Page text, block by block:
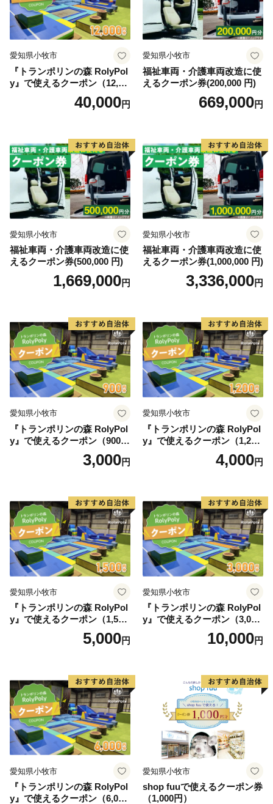
木津川河川敷に広がる広大なキャンプ場は、車で河川
敷まで入場でき、多くのキャンパーで賑わう人気キャン
プ場です。カップルからファミリーまで気軽に、そして
安全にアウトドアを楽しんでいただけます。また、初心
者から上級者まで楽しめるカヌーや、百数十の巨石が連
なる関西有数の岩場でのボルダリングも楽しめます。
～色彩祭の町～
春は桜、夏は灯ろう流し、秋は紅葉、冬は雲海と鍋イ
ベント。そして一年を通して人の絶えないキャンプ場と
東海自然歩道。笠置は色彩祭の町です。
愛知県小牧市
『トランポリンの森 RolyPol
y』で使えるクーポン（12,00
40,000円
愛知県小牧市
福祉車両・介護車両改造に使
えるクーポン券(200,000 円)
669,000円
愛知県小牧市
福祉車両・介護車両改造に使
えるクーポン券(500,000 円)
1,669,000円
愛知県小牧市
福祉車両・介護車両改造に使
えるクーポン券(1,000,000 円)
3,336,000円
愛知県小牧市
『トランポリンの森 RolyPol
y』で使えるクーポン（900
3,000円
愛知県小牧市
『トランポリンの森 RolyPol
y』で使えるクーポン（1,200
4,000円
愛知県小牧市
『トランポリンの森 RolyPol
y』で使えるクーポン（1,500
5,000円
愛知県小牧市
『トランポリンの森 RolyPol
y』で使えるクーポン（3,000
10,000円
愛知県小牧市
『トランポリンの森 RolyPol
y』で使えるクーポン（6,000
愛知県小牧市
shop fuuで使えるクーポン券
（1,000円）